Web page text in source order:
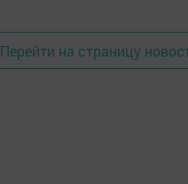
Перейти на страницу